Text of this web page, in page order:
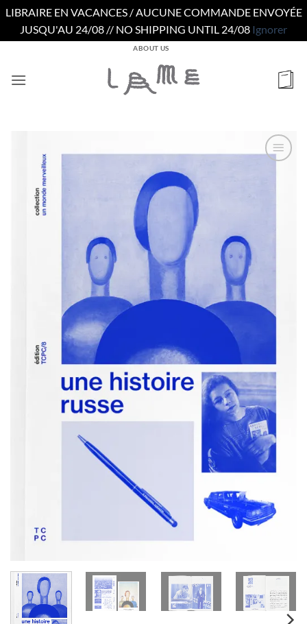
LIBRAIRE EN VACANCES / AUCUNE COMMANDE ENVOYÉE
JUSQU'AU 24/08 // NO SHIPPING UNTIL 24/08 Ignorer
contenu
ABOUT US